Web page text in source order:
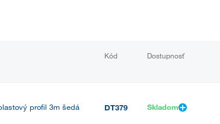
Kód Dostupnosť
profil 3m šedá DT379 Skladom